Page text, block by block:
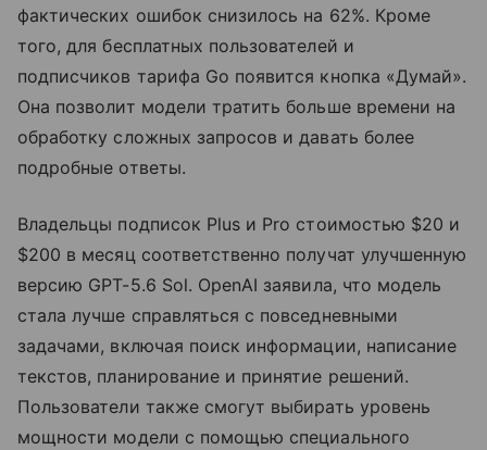
фактических ошибок снизилось на 62%. Кроме
того, для бесплатных пользователей и
подписчиков тарифа Go появится кнопка «Думай».
Она позволит модели тратить больше времени на
обработку сложных запросов и давать более
подробные ответы.
Владельцы подписок Plus и Pro стоимостью $20 и
$200 в месяц соответственно получат улучшенную
версию GPT-5.6 Sol. OpenAI заявила, что модель
стала лучше справляться с повседневными
задачами, включая поиск информации, написание
текстов, планирование и принятие решений.
Пользователи также смогут выбирать уровень
мощности модели с помощью специального